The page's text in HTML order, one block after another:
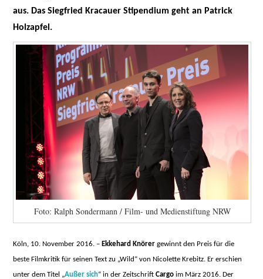
aus. Das Siegfried Kracauer Stipendium geht an Patrick
Holzapfel.
Foto: Ralph Sondermann / Film- und Medienstiftung NRW
Köln, 10. November 2016. – Ekkehard Knörer gewinnt den Preis für die
beste Filmkritik für seinen Text zu „Wild“ von Nicolette Krebitz. Er erschien
unter dem Titel „Außer sich“ in der ZeitschriftCargo im März 2016. Der